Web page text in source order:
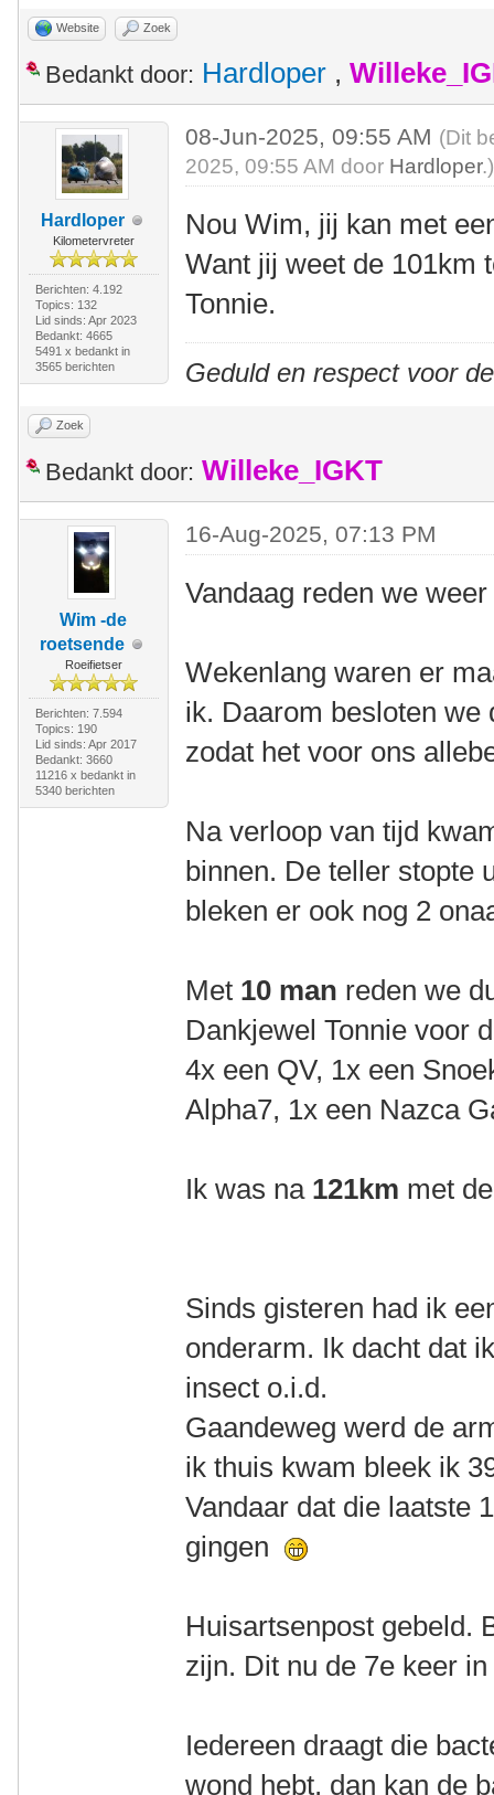
Website Zoek
Bedankt door: Hardloper ,
Hardloper
Kilometervreter
Berichten: 4.192
Topics: 132
Lid sinds: Apr 2023
Bedankt: 4665
5491 x bedankt in
3565 berichten
08-Jun-2025, 09:55 AM (Dit
2025, 09:55 AM door Hardloper.)
Nou Wim, jij kan met
Want jij weet de 101km
Tonnie.
Geduld en respect voor
Zoek
Bedankt door: Willeke_IGKT
Wim -de
roetsende
Roeifietser
Berichten: 7.594
Topics: 190
Lid sinds: Apr 2017
Bedankt: 3660
11216 x bedankt in
5340 berichten
16-Aug-2025, 07:13 PM
Vandaag reden we
Wekenlang waren er
ik. Daarom besloten we
zodat het voor ons
Na verloop van tijd
binnen. De teller stopte
bleken er ook nog 2
Met 10 man reden we
Dankjewel Tonnie voor
4x een QV, 1x een
Alpha7, 1x een Nazca
Ik was na 121km met
Sinds gisteren had ik
onderarm. Ik dacht dat
insect o.i.d.
Gaandeweg werd de
ik thuis kwam bleek ik
Vandaar dat die laatste
gingen
Huisartsenpost gebeld.
zijn. Dit nu de 7e keer
Iedereen draagt die
wond hebt, dan kan de